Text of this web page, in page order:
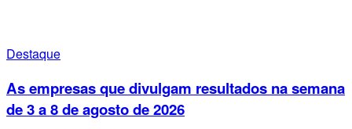
Destaque
As empresas que divulgam resultados na semana
de 3 a 8 de agosto de 2026